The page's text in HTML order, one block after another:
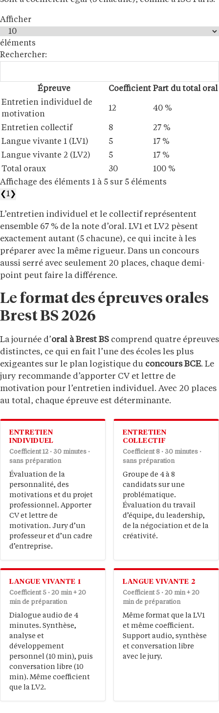
Afficher
éléments
Rechercher:
Épreuve Coefficient Part du total oral
Entretien individuel de
motivation
12 40 %
Entretien collectif 8
27 %
Langue vivante 1 (LV1)
5
17 %
Langue vivante 2 (LV2)
5
17 %
Total oraux
30
100 %
Affichage des éléments 1 à 5 sur 5 éléments
❮1 ❯
L’entretien individuel et le collectif représentent
ensemble 67 % de la note d’oral. LV1 et LV2 pèsent
exactement autant (5 chacune), ce qui incite à les
préparer avec la même rigueur. Dans un concours
aussi serré avec seulement 20 places, chaque demi-
point peut faire la différence.
Le format des épreuves orales
Brest BS 2026
La journée d’oral à Brest BS comprend quatre épreuves
distinctes, ce qui en fait l’une des écoles les plus
exigeantes sur le plan logistique du concours BCE. Le
jury recommande d’apporter CV et lettre de
motivation pour l’entretien individuel. Avec 20 places
au total, chaque épreuve est déterminante.
ENTRETIEN
INDIVIDUEL
Coefficient 12 · 30 minutes ·
sans préparation
Évaluation de la
personnalité, des
motivations et du projet
professionnel. Apporter
CV et lettre de
motivation. Jury d’un
professeur et d’un cadre
d’entreprise.
ENTRETIEN
COLLECTIF
Coefficient 8 · 30 minutes ·
sans préparation
Groupe de 4 à 8
candidats sur une
problématique.
Évaluation du travail
d’équipe, du leadership,
de la négociation et de la
créativité.
LANGUE VIVANTE 1
Coefficient 5 · 20 min + 20
min de préparation
Dialogue audio de 4
minutes. Synthèse,
analyse et
développement
personnel (10 min), puis
conversation libre (10
min). Même coefficient
que la LV2.
LANGUE VIVANTE 2
Coefficient 5 · 20 min + 20
min de préparation
Même format que la LV1
et même coefficient.
Support audio, synthèse
et conversation libre
avec le jury.